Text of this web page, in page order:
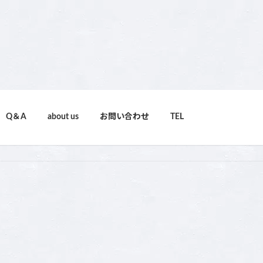
Q＆A about us お問い合わせ TEL